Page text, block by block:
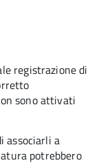
registrazione di
sono attivati
associarli a
potrebbero